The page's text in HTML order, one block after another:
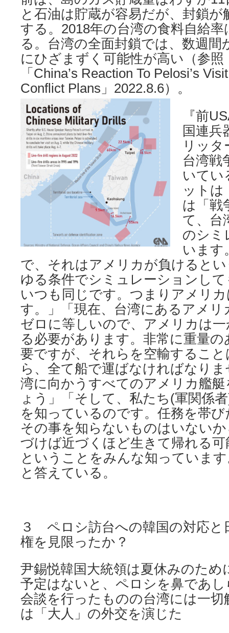
と石油は貯蔵が容易だが、封鎖
する。2018年の台湾の食料自給
る。台湾の全面封鎖では、数週間
にひざまずく可能性が高い（参照
「China’s Reaction To Pelosi’s
Conflict Plans」2022.8.6）。
『前
国連兵
リッ
台湾戦
いてい
ットは
は「戦
て、台
のシミ
います
で、それはアメリカが負けると
ゆる条件でシミュレーションし
いつも同じです。つまりアメリ
す。」「現在、台湾にあるアメ
ゼロに等しいので、アメリカは
る必要があります。非常に重量
要ですが、それらを空輸するこ
ら、全て船で運ばなければなり
湾に向かうすべてのアメリカ艦
ょう」「そして、私たち(軍関係
を知っているのです。任務を帯
その事を知らないものはいない
づけば近づくほど生きて帰れる
ということをみんな知っていま
と答えている。
３ ペロシ訪台への韓国の対応と
権を見限ったか？
尹錫悦韓国大統領は夏休みのた
予定はないと、ペロシを鼻であ
会談を行ったものの台湾には一
は「大人」の外交を演じた